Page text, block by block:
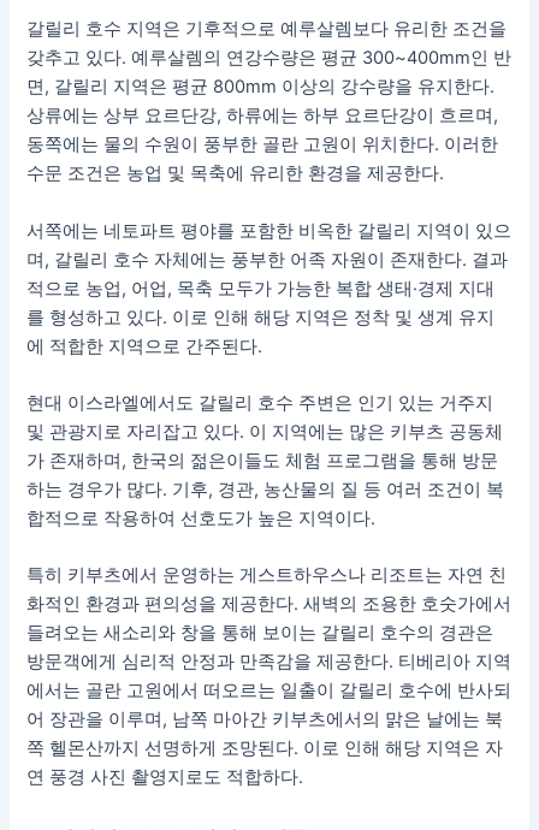
갈릴리 호수 지역은 기후적으로 예루살렘보다 유리한 조건을
갖추고 있다. 예루살렘의 연강수량은 평균 300~400mm인 반
면, 갈릴리 지역은 평균 800mm 이상의 강수량을 유지한다.
상류에는 상부 요르단강, 하류에는 하부 요르단강이 흐르며,
동쪽에는 물의 수원이 풍부한 골란 고원이 위치한다. 이러한
수문 조건은 농업 및 목축에 유리한 환경을 제공한다.
서쪽에는 네토파트 평야를 포함한 비옥한 갈릴리 지역이 있으
며, 갈릴리 호수 자체에는 풍부한 어족 자원이 존재한다. 결과
적으로 농업, 어업, 목축 모두가 가능한 복합 생태·경제 지대
를 형성하고 있다. 이로 인해 해당 지역은 정착 및 생계 유지
에 적합한 지역으로 간주된다.
현대 이스라엘에서도 갈릴리 호수 주변은 인기 있는 거주지
및 관광지로 자리잡고 있다. 이 지역에는 많은 키부츠 공동체
가 존재하며, 한국의 젊은이들도 체험 프로그램을 통해 방문
하는 경우가 많다. 기후, 경관, 농산물의 질 등 여러 조건이 복
합적으로 작용하여 선호도가 높은 지역이다.
특히 키부츠에서 운영하는 게스트하우스나 리조트는 자연 친
화적인 환경과 편의성을 제공한다. 새벽의 조용한 호숫가에서
들려오는 새소리와 창을 통해 보이는 갈릴리 호수의 경관은
방문객에게 심리적 안정과 만족감을 제공한다. 티베리아 지역
에서는 골란 고원에서 떠오르는 일출이 갈릴리 호수에 반사되
어 장관을 이루며, 남쪽 마아간 키부츠에서의 맑은 날에는 북
쪽 헬몬산까지 선명하게 조망된다. 이로 인해 해당 지역은 자
연 풍경 사진 촬영지로도 적합하다.